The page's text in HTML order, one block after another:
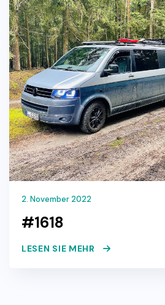
2. November 2022
#1618
LESEN SIE MEHR